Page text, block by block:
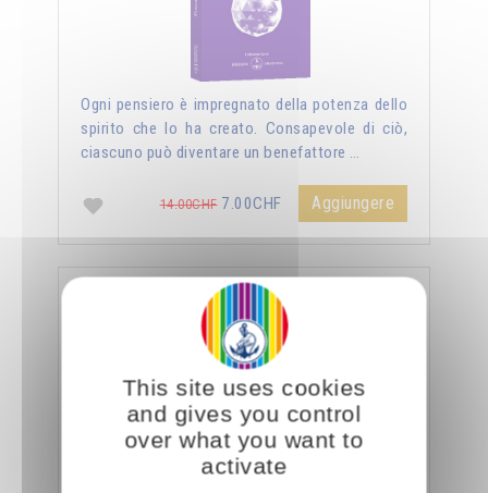
Ogni pensiero è impregnato della potenza dello
spirito che lo ha creato. Consapevole di ciò,
ciascuno può diventare un benefattore …
14.00CHF7.00CHF Aggiungere
La sessualità forza del cielo
This site uses cookies
and gives you control
over what you want to
activate